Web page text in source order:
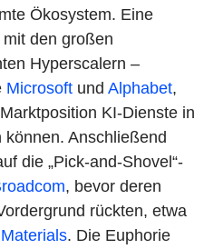
Ökosystem. Eine
den großen
Hyperscalern –
Microsoft und Alphabet,
KI-Dienste in
Anschließend
die „Pick-and-Shovel“-
, bevor deren
rückten, etwa
. Die Euphorie